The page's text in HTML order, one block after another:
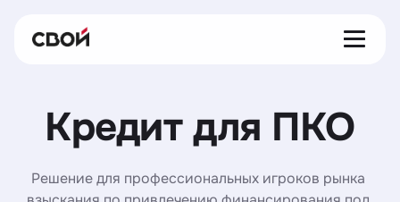
Кредит для ПКО
Решение для профессиональных игроков рынка